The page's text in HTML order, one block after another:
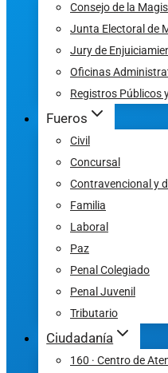
Consejo de la
Junta Electoral de
Jury de
Oficinas
Registros Públicos
Fueros
Civil
Concursal
Contravencional y
Familia
Laboral
Paz
Penal Colegiado
Penal Juvenil
Tributario
Ciudadanía
160 · Centro de